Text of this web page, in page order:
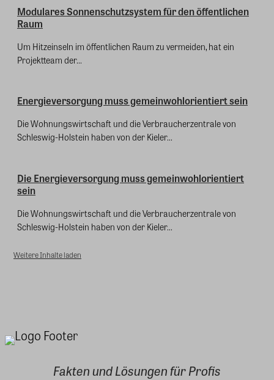
Modulares Sonnenschutzsystem für den öffentlichen
Raum
Um Hitzeinseln im öffentlichen Raum zu vermeiden, hat ein
Projektteam der...
Energieversorgung muss gemeinwohlorientiert sein
Die Wohnungswirtschaft und die Verbraucherzentrale von
Schleswig-Holstein haben von der Kieler...
Die Energieversorgung muss gemeinwohlorientiert
sein
Die Wohnungswirtschaft und die Verbraucherzentrale von
Schleswig-Holstein haben von der Kieler...
Weitere Inhalte laden
Fakten und Lösungen für Profis